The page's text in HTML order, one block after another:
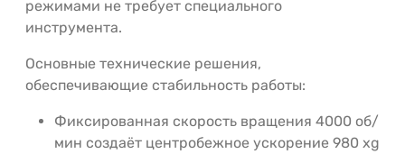
режимами не требует специального
инструмента.
Основные технические решения,
обеспечивающие стабильность работы:
Фиксированная скорость вращения 4000 об/
мин создаёт центробежное ускорение 980 xg